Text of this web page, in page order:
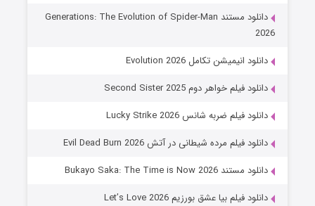
جادوگری در مغولستان
دانلود مستند Generations: The Evolution of Spider-Man
2026
دانلود انیمیشن تکامل Evolution 2026
دانلود فیلم خواهر دوم Second Sister 2025
دانلود فیلم ضربه شانس Lucky Strike 2026
دانلود فیلم مرده شیطانی در آتش Evil Dead Burn 2026
دانلود مستند Bukayo Saka: The Time is Now 2026
دانلود فیلم بیا عشق بورزیم Let’s Love 2026